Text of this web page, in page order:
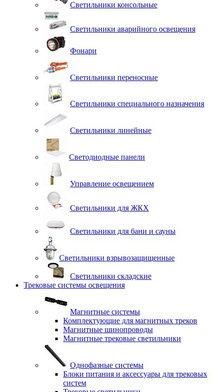
Светильники консольные
Светильники аварийного освещения
Фонари
Светильники переносные
Светильники специального назначения
Светильники линейные
Светодиодные панели
Управление освещением
Светильники для ЖКХ
Светильники для бани и сауны
Светильники взрывозащищенные
Светильники складские
Трековые системы освещения
Магнитные системы
Комплектующие для магнитных треков
Магнитные шинопроводы
Магнитные трековые светильники
Однофазные системы
Блоки питания и аксессуары для трековых
систем